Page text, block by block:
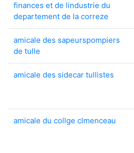
finances et de lindustrie du
departement de la correze
amicale des sapeurspompiers
de tulle
amicale des sidecar tullistes
amicale du collge clmenceau